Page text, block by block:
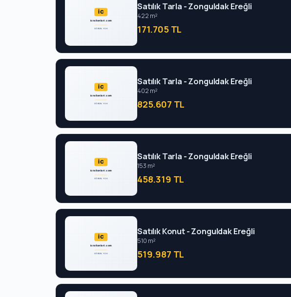
Satılık Tarla - Zonguldak Ereğli
422 m²
171.705 TL
Satılık Tarla - Zonguldak Ereğli
402 m²
825.607 TL
Satılık Tarla - Zonguldak Ereğli
153 m²
458.319 TL
Satılık Konut - Zonguldak Ereğli
510 m²
519.987 TL